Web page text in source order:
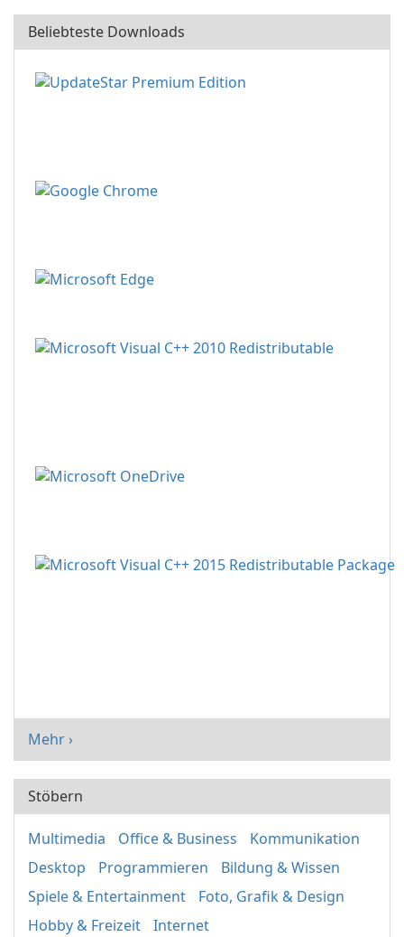
Beliebteste Downloads
Mehr ›
Stöbern
Multimedia Office & Business
Kommunikation
Desktop
Programmieren
Bildung & Wissen
Spiele & Entertainment
Foto, Grafik & Design
Hobby & Freizeit
Internet